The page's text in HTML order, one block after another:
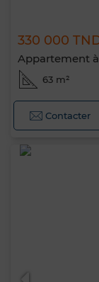
330 000
Appartement à
63 m²
Contacter